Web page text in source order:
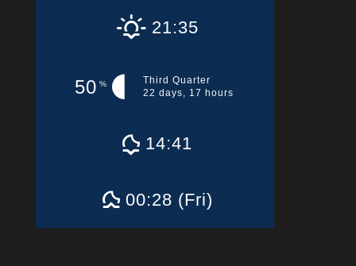
21:35
50 %
Third Quarter
22 days, 17 hours
14:41
00:28 (Fri)